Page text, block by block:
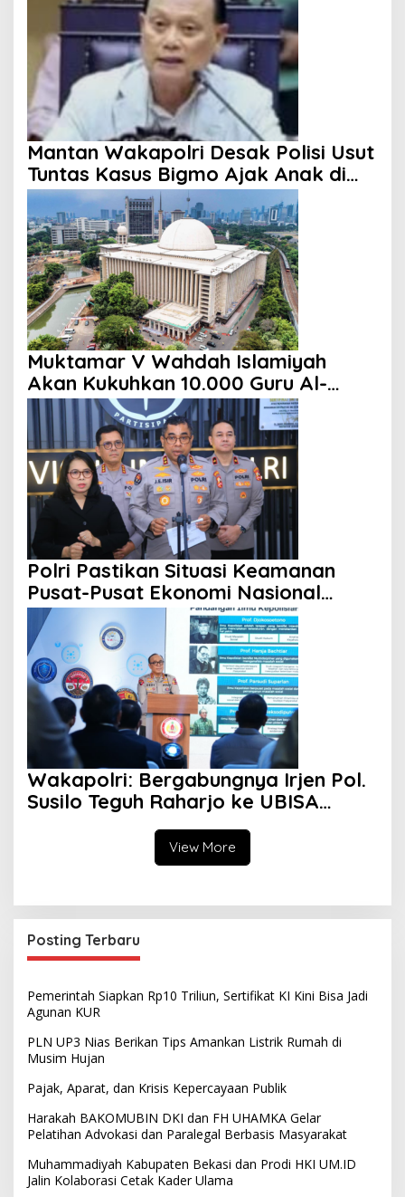
Mantan Wakapolri Desak Polisi Usut
Tuntas Kasus Bigmo Ajak Anak di
Bawah Umur Promosikan Vape
Muktamar V Wahdah Islamiyah
Akan Kukuhkan 10.000 Guru Al-
Qur’an di Masjid Istiqlal
Polri Pastikan Situasi Keamanan
Pusat-Pusat Ekonomi Nasional
Tetap Kondusif
Wakapolri: Bergabungnya Irjen Pol.
Susilo Teguh Raharjo ke UBISA
Perkuat Jejaring Nasional Pusat
Studi KepolisianView More
Posting Terbaru
Pemerintah Siapkan Rp10 Triliun, Sertifikat KI Kini Bisa Jadi
Agunan KUR
PLN UP3 Nias Berikan Tips Amankan Listrik Rumah di
Musim Hujan
Pajak, Aparat, dan Krisis Kepercayaan Publik
Harakah BAKOMUBIN DKI dan FH UHAMKA Gelar
Pelatihan Advokasi dan Paralegal Berbasis Masyarakat
Muhammadiyah Kabupaten Bekasi dan Prodi HKI UM.ID
Jalin Kolaborasi Cetak Kader Ulama